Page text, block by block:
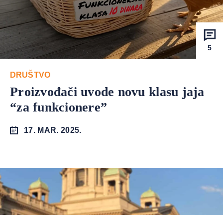
5
DRUŠTVO
Proizvođači uvode novu klasu jaja
“za funkcionere”
17. MAR. 2025.